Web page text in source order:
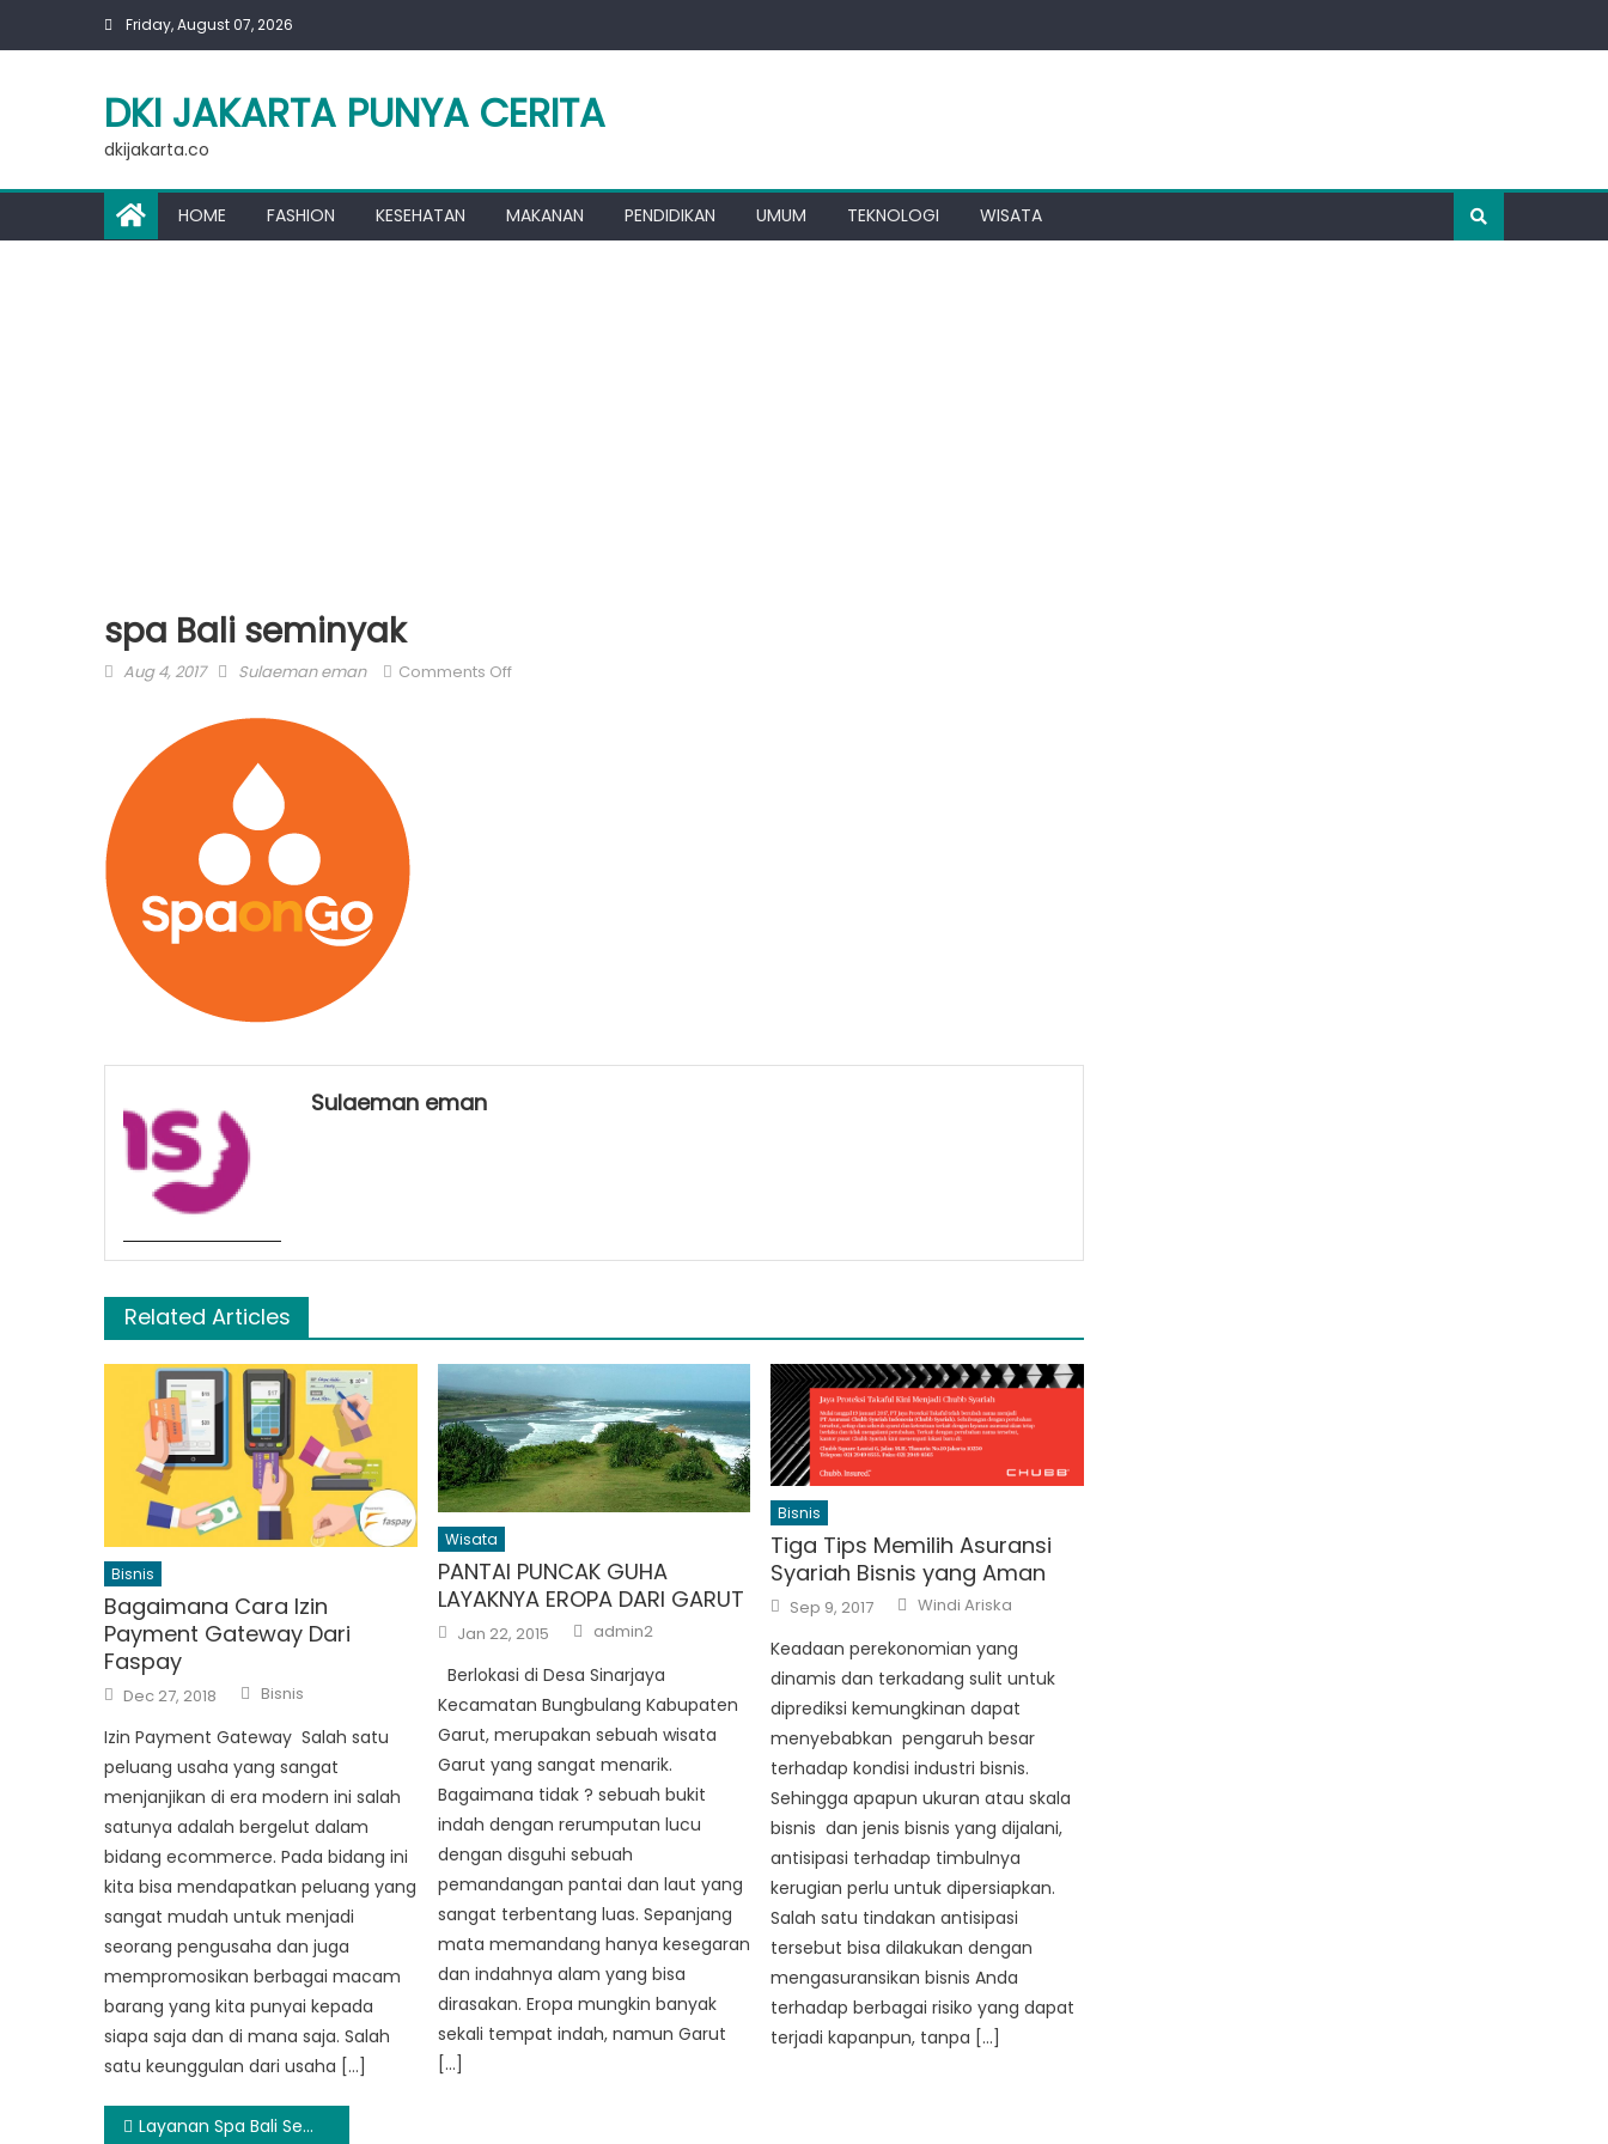
Friday, August 07, 2026
DKI JAKARTA PUNYA CERITA
dkijakarta.co
HOME FASHION KESEHATAN MAKANAN PENDIDIKAN UMUM TEKNOLOGI WISATA
spa Bali seminyak
Posted
Aug 4, 2017 Author
Sulaeman eman Comments Offon
Sulaeman eman
Related Articles
Bisnis
Bagaimana Cara Izin
Payment Gateway Dari
Faspay
Posted
on
Dec 27, 2018 Author
Bisnis
Izin Payment Gateway Salah satu
peluang usaha yang sangat
menjanjikan di era modern ini salah
satunya adalah bergelut dalam
bidang ecommerce. Pada bidang ini
kita bisa mendapatkan peluang yang
sangat mudah untuk menjadi
seorang pengusaha dan juga
mempromosikan berbagai macam
barang yang kita punyai kepada
siapa saja dan di mana saja. Salah
satu keunggulan dari usaha […]
Wisata
PANTAI PUNCAK GUHA
LAYAKNYA EROPA DARI GARUT
Posted
on
Jan 22, 2015 Author
admin2
Berlokasi di Desa Sinarjaya
Kecamatan Bungbulang Kabupaten
Garut, merupakan sebuah wisata
Garut yang sangat menarik.
Bagaimana tidak ? sebuah bukit
indah dengan rerumputan lucu
dengan disguhi sebuah
pemandangan pantai dan laut yang
sangat terbentang luas. Sepanjang
mata memandang hanya kesegaran
dan indahnya alam yang bisa
dirasakan. Eropa mungkin banyak
sekali tempat indah, namun Garut
[…]
Bisnis
Tiga Tips Memilih Asuransi
Syariah Bisnis yang Aman
Posted
on
Sep 9, 2017 Author
Windi Ariska
Keadaan perekonomian yang
dinamis dan terkadang sulit untuk
diprediksi kemungkinan dapat
menyebabkan pengaruh besar
terhadap kondisi industri bisnis.
Sehingga apapun ukuran atau skala
bisnis dan jenis bisnis yang dijalani,
antisipasi terhadap timbulnya
kerugian perlu untuk dipersiapkan.
Salah satu tindakan antisipasi
tersebut bisa dilakukan dengan
mengasuransikan bisnis Anda
terhadap berbagai risiko yang dapat
terjadi kapanpun, tanpa […]
Post
Layanan Spa Bali Seminyak Terbaik